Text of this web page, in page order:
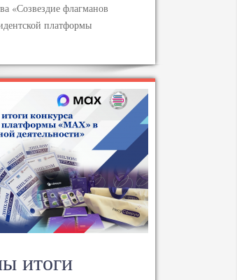
«Созвездие флагманов
платформы
итоги